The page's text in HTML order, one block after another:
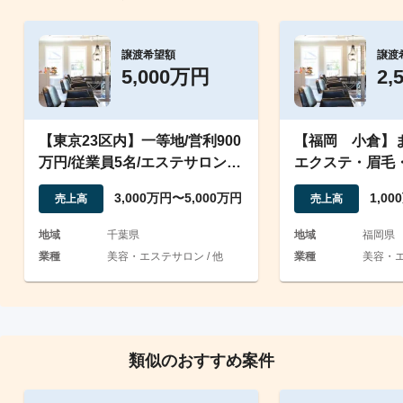
譲渡希望額
5,000万円
【東京23区内】一等地/営利900
万円/従業員5名/エステサロン事
業
売上高 3,000万円〜5,000万円
地域
千葉県
業種
美容・エステサロン / 他
譲渡
【福岡 小倉】
エクステ・眉毛
事業【安定運営
売上高
地域
福岡県
業種
美容・
類似のおすすめ案件